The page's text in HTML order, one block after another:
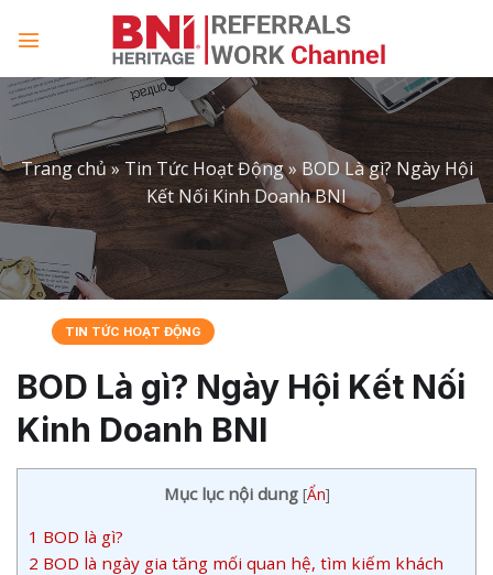
Trang chủ»Tin Tức Hoạt Động»BOD Là gì? Ngày Hội
Kết Nối Kinh Doanh BNI
TIN TỨC HOẠT ĐỘNG
BOD Là gì? Ngày Hội Kết Nối
Kinh Doanh BNI
Mục lục nội dung [Ẩn]
1 BOD là gì?
2 BOD là ngày gia tăng mối quan hệ, tìm kiếm khách